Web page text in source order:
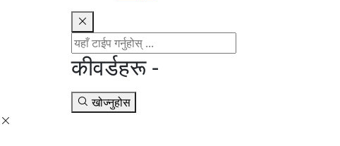
कीवर्डहरू -
खोज्नुहोस